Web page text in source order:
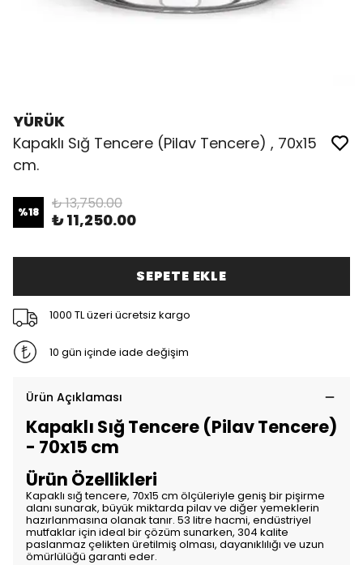
YÜRÜK
Kapaklı Sığ Tencere (Pilav Tencere) , 70x15
cm.
%18 ₺ 13,750.00
₺ 11,250.00
SEPETE EKLE
1000 TL üzeri ücretsiz kargo
10 gün içinde iade değişim
Ürün Açıklaması
Kapaklı Sığ Tencere (Pilav Tencere)
- 70x15 cm
Ürün Özellikleri
Kapaklı sığ tencere, 70x15 cm ölçüleriyle geniş bir pişirme
alanı sunarak, büyük miktarda pilav ve diğer yemeklerin
hazırlanmasına olanak tanır. 53 litre hacmi, endüstriyel
mutfaklar için ideal bir çözüm sunarken, 304 kalite
paslanmaz çelikten üretilmiş olması, dayanıklılığı ve uzun
ömürlülüğü garanti eder.